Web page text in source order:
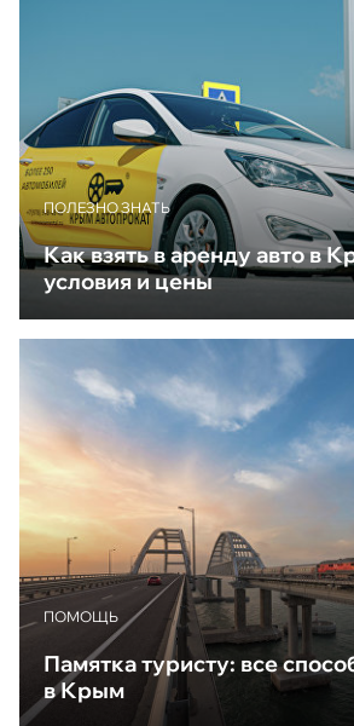
ПОЛЕЗНО ЗНАТЬ
Как взять в аренду авто в
условия и цены
ПОМОЩЬ
Памятка туристу: все
в Крым